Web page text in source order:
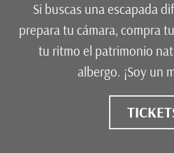
Si buscas una escapada
prepara tu cámara, compra
tu ritmo el patrimonio
albergo. ¡Soy un